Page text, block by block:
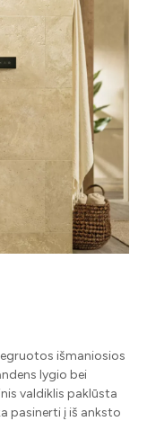
išmaniosios
lygio bei
valdiklis paklūsta
pasinerti į iš anksto